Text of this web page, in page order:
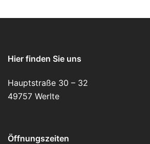
Hier finden Sie uns
Hauptstraße 30 – 32
49757 Werlte
Öffnungszeiten